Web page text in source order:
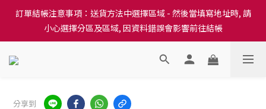
訂單結帳注意事項：送貨方法中選擇區域 - 然後當填寫地址時, 請
小心選擇分區及區域, 因資料錯誤會影響前往結帳
訂單結帳注意事項：送貨方法中選擇區域 - 然後當填寫地址時, 請
小心選擇分區及區域, 因資料錯誤會影響前往結帳
隆重推出本地培育田香雞、金棠雞、粵皇鷄及平原雞等，想食靚雞
訂單結帳注意事項：送貨方法中選擇區域 - 然後當填寫地址時, 請
分享到